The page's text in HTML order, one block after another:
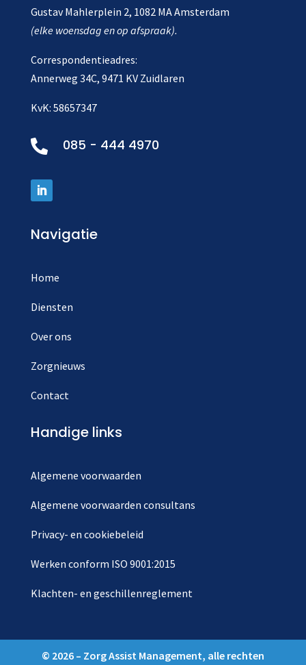
Gustav Mahlerplein 2, 1082 MA Amsterdam
(elke woensdag en op afspraak).
Correspondentieadres:
Annerweg 34C, 9471 KV Zuidlaren
KvK: 58657347
 085 - 444 4970
Navigatie
Home
Diensten
Over ons
Zorgnieuws
Contact
Handige links
Algemene voorwaarden
Algemene voorwaarden consultans
Privacy- en cookiebeleid
Werken conform ISO 9001:2015
Klachten- en geschillenreglement
© 2026 – Zorg Assist Management, alle rechten